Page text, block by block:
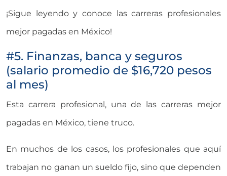
¡Sigue leyendo y conoce las carreras profesionales
mejor pagadas en México!
#5. Finanzas, banca y seguros
(salario promedio de $16,720 pesos
al mes)
Esta carrera profesional, una de las carreras mejor
pagadas en México, tiene truco.
En muchos de los casos, los profesionales que aquí
trabajan no ganan un sueldo fijo, sino que dependen